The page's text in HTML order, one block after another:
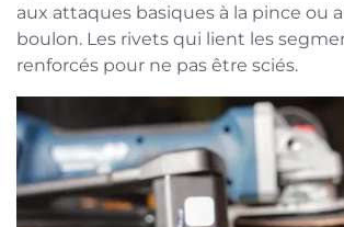
aux attaques basiques à la pince ou
boulon. Les rivets qui lient les
renforcés pour ne pas être sciés.